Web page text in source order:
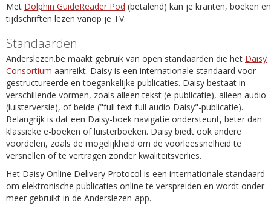
Met Dolphin GuideReader Pod (betalend) kan je kranten, boeken en
tijdschriften lezen vanop je TV.
Standaarden
Anderslezen.be maakt gebruik van open standaarden die het Daisy
Consortium aanreikt. Daisy is een internationale standaard voor
gestructureerde en toegankelijke publicaties. Daisy bestaat in
verschillende vormen, zoals alleen tekst (e-publicatie), alleen audio
(luisterversie), of beide ("full text full audio Daisy"-publicatie).
Belangrijk is dat een Daisy-boek navigatie ondersteunt, beter dan
klassieke e-boeken of luisterboeken. Daisy biedt ook andere
voordelen, zoals de mogelijkheid om de voorleessnelheid te
versnellen of te vertragen zonder kwaliteitsverlies.
Het Daisy Online Delivery Protocol is een internationale standaard
om elektronische publicaties online te verspreiden en wordt onder
meer gebruikt in de Anderslezen-app.